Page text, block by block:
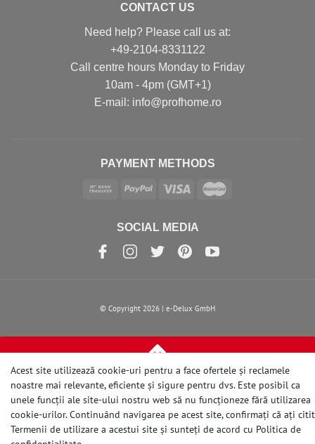
CONTACT US
Need help? Please call us at:
+49-2104-8331122
Call centre hours Monday to Friday
10am - 4pm (GMT+1)
Е-mail: info@profhome.ro
PAYMENT METHODS
SOCIAL MEDIA
© Copyright 2026 | e-Delux GmbH
Acest site utilizează cookie-uri pentru a face ofertele și reclamele
noastre mai relevante, eficiente și sigure pentru dvs. Este posibil ca
unele funcții ale site-ului nostru web să nu funcționeze fără utilizarea
cookie-urilor. Continuând navigarea pe acest site, confirmați că ați citit
Termenii de utilizare a acestui site și sunteți de acord cu Politica de